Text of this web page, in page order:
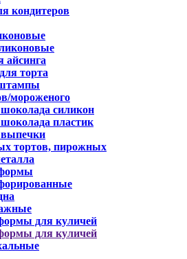
кондитеров
айсинга
торта
мороженого
силикон
пластик
тортов, пирожных
для куличей
для куличей